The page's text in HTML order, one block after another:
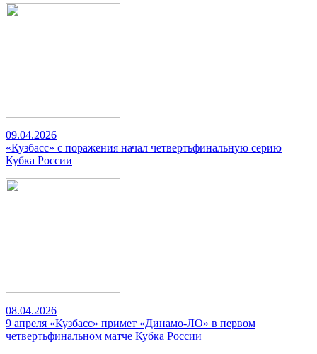
09.04.2026
«Кузбасс» с поражения начал четвертьфинальную серию
Кубка России
08.04.2026
9 апреля «Кузбасс» примет «Динамо-ЛО» в первом
четвертьфинальном матче Кубка России